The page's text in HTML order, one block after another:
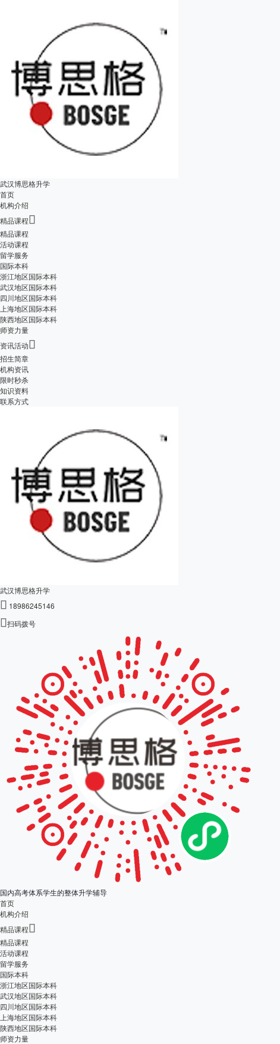
武汉博思格升学
首页
机构介绍
精品课程
精品课程
活动课程
留学服务
国际本科
浙江地区国际本科
武汉地区国际本科
四川地区国际本科
上海地区国际本科
陕西地区国际本科
师资力量
资讯活动
招生简章
机构资讯
限时秒杀
知识资料
联系方式
武汉博思格升学
 18986245146
扫码拨号
国内高考体系学生的整体升学辅导
首页
机构介绍
精品课程
精品课程
活动课程
留学服务
国际本科
浙江地区国际本科
武汉地区国际本科
四川地区国际本科
上海地区国际本科
陕西地区国际本科
师资力量